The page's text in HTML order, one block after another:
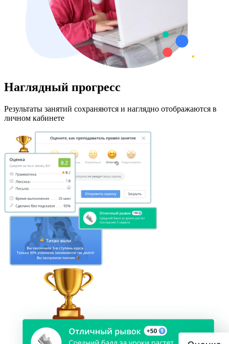
Наглядный прогресс
Результаты занятий сохраняются и наглядно отображаются в
личном кабинете